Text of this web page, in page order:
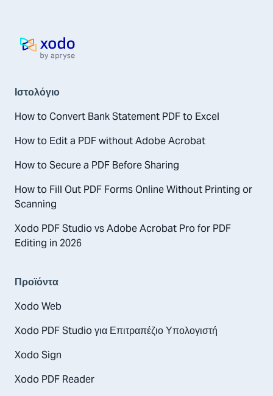
Αρχική σελίδα
Ιστολόγιο
How to Convert Bank Statement PDF to Excel
How to Edit a PDF without Adobe Acrobat
How to Secure a PDF Before Sharing
How to Fill Out PDF Forms Online Without Printing or
Scanning
Xodo PDF Studio vs Adobe Acrobat Pro for PDF
Editing in 2026
Προϊόντα
Xodo Web
Xodo PDF Studio για Επιτραπέζιο Υπολογιστή
Xodo Sign
Xodo PDF Reader